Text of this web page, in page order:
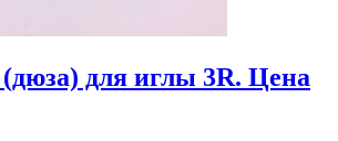
для иглы 3R. Цена